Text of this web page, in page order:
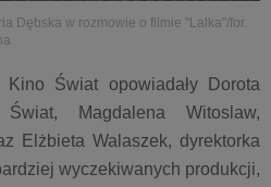
Dębska w rozmowie o filmie "Lalka"/for.
Świat opowiadały Dorota
Magdalena Witoslaw,
Elżbieta Walaszek, dyrektorka
wyczekiwanych produkcji,